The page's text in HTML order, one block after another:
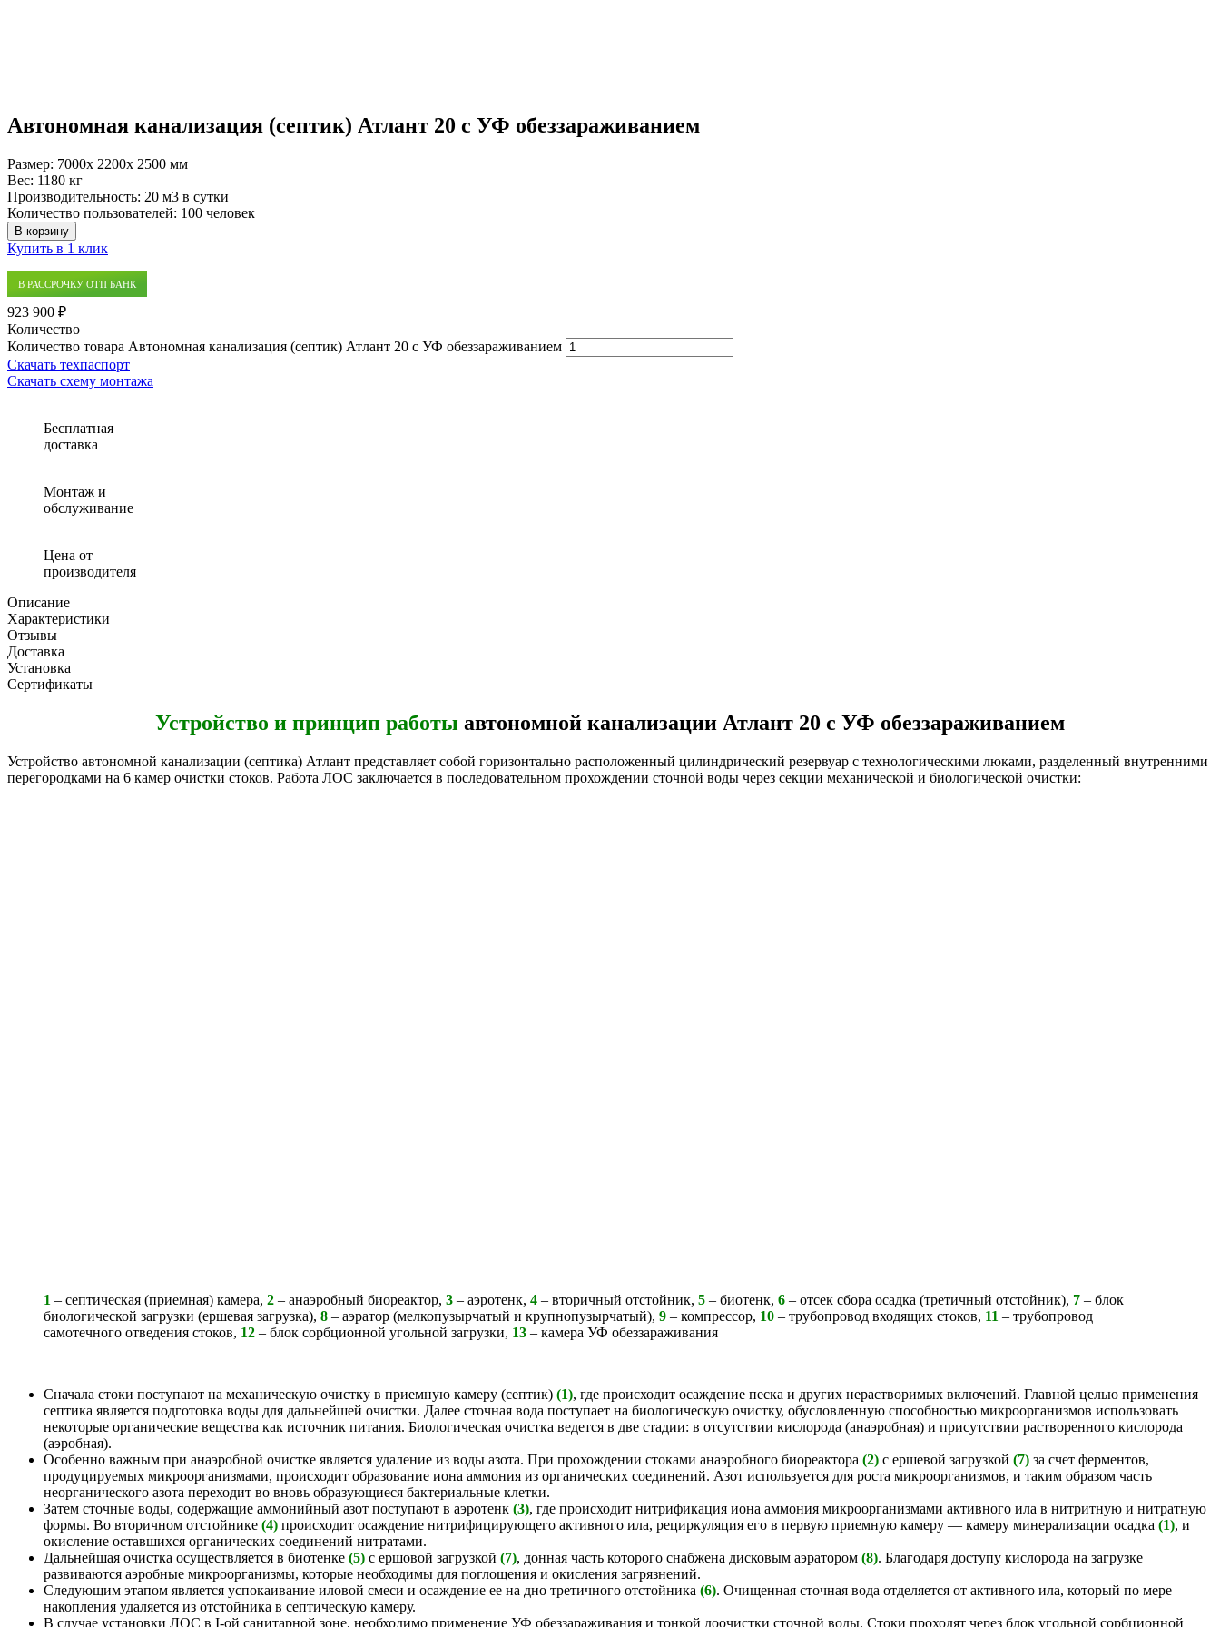
Автономная канализация (септик) Атлант 20 с УФ обеззараживанием
Размер: 7000x 2200x 2500 мм
Вес: 1180 кг
Производительность: 20 м3 в сутки
Количество пользователей: 100 человек
В корзину
Купить в 1 клик
В РАССРОЧКУ ОТП БАНК
923 900 ₽
Количество
Количество товара Автономная канализация (септик) Атлант 20 с УФ обеззараживанием
Скачать техпаспорт
Скачать схему монтажа
Бесплатная
доставка
Монтаж и
обслуживание
Цена от
производителя
Описание
Характеристики
Отзывы
Доставка
Установка
Сертификаты
Устройство и принцип работы автономной канализации Атлант 20 с УФ обеззараживанием
Устройство автономной канализации (септика) Атлант представляет собой горизонтально расположенный цилиндрический резервуар с технологическими люками, разделенный внутренними
перегородками на 6 камер очистки стоков. Работа ЛОС заключается в последовательном прохождении сточной воды через секции механической и биологической очистки:
1 – септическая (приемная) камера, 2 – анаэробный биореактор, 3 – аэротенк, 4 – вторичный отстойник, 5 – биотенк, 6 – отсек сбора осадка (третичный отстойник), 7 – блок
биологической загрузки (ершевая загрузка), 8 – аэратор (мелкопузырчатый и крупнопузырчатый), 9 – компрессор, 10 – трубопровод входящих стоков, 11 – трубопровод
самотечного отведения стоков, 12 – блок сорбционной угольной загрузки, 13 – камера УФ обеззараживания
Сначала стоки поступают на механическую очистку в приемную камеру (септик) (1), где происходит осаждение песка и других нерастворимых включений. Главной целью применения
септика является подготовка воды для дальнейшей очистки. Далее сточная вода поступает на биологическую очистку, обусловленную способностью микроорганизмов использовать
некоторые органические вещества как источник питания. Биологическая очистка ведется в две стадии: в отсутствии кислорода (анаэробная) и присутствии растворенного кислорода
(аэробная).
Особенно важным при анаэробной очистке является удаление из воды азота. При прохождении стоками анаэробного биореактора (2) с ершевой загрузкой (7) за счет ферментов,
продуцируемых микроорганизмами, происходит образование иона аммония из органических соединений. Азот используется для роста микроорганизмов, и таким образом часть
неорганического азота переходит во вновь образующиеся бактериальные клетки.
Затем сточные воды, содержащие аммонийный азот поступают в аэротенк (3), где происходит нитрификация иона аммония микроорганизмами активного ила в нитритную и нитратную
формы. Во вторичном отстойнике (4) происходит осаждение нитрифицирующего активного ила, рециркуляция его в первую приемную камеру — камеру минерализации осадка (1), и
окисление оставшихся органических соединений нитратами.
Дальнейшая очистка осуществляется в биотенке (5) с ершовой загрузкой (7), донная часть которого снабжена дисковым аэратором (8). Благодаря доступу кислорода на загрузке
развиваются аэробные микроорганизмы, которые необходимы для поглощения и окисления загрязнений.
Следующим этапом является успокаивание иловой смеси и осаждение ее на дно третичного отстойника (6). Очищенная сточная вода отделяется от активного ила, который по мере
накопления удаляется из отстойника в септическую камеру.
В случае установки ЛОС в I-ой санитарной зоне, необходимо применение УФ обеззараживания и тонкой доочистки сточной воды. Стоки проходят через блок угольной сорбционной